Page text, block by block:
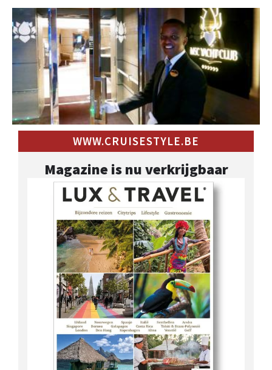
WWW.CRUISESTYLE.BE
Magazine is nu verkrijgbaar